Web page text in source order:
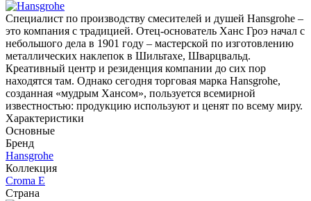
Специалист по производству смесителей и душей Hansgrohe –
это компания с традицией. Отец-основатель Ханс Гроэ начал с
небольшого дела в 1901 году – мастерской по изготовлению
металлических наклепок в Шильтахе, Шварцвальд.
Креативный центр и резиденция компании до сих пор
находятся там. Однако сегодня торговая марка Hansgrohe,
созданная «мудрым Хансом», пользуется всемирной
известностью: продукцию используют и ценят по всему миру.
Характеристики
Основные
Бренд
Hansgrohe
Коллекция
Croma E
Страна